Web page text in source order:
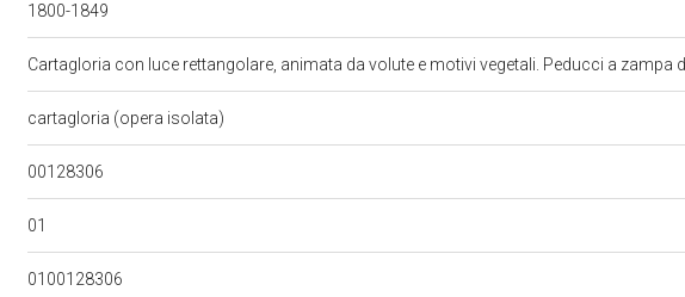
1800-1849
Cartagloria con luce rettangolare, animata da volute e motivi vegetali. Peducci a zampa
cartagloria (opera isolata)
00128306
01
0100128306